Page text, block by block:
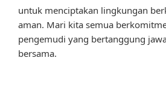
untuk menciptakan lingkungan
aman. Mari kita semua
pengemudi yang bertanggung
bersama.